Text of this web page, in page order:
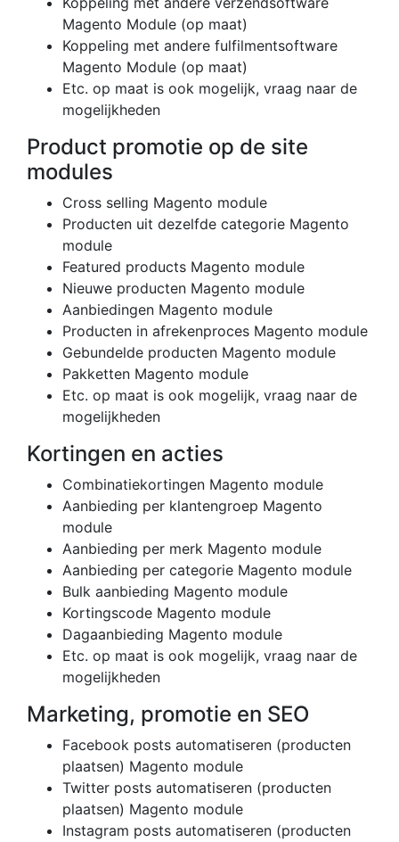
Magento Module (op maat)
Koppeling met andere fulfilmentsoftware
Magento Module (op maat)
Etc. op maat is ook mogelijk, vraag naar de
mogelijkheden
Product promotie op de site
modules
Cross selling Magento module
Producten uit dezelfde categorie Magento
module
Featured products Magento module
Nieuwe producten Magento module
Aanbiedingen Magento module
Producten in afrekenproces Magento module
Gebundelde producten Magento module
Pakketten Magento module
Etc. op maat is ook mogelijk, vraag naar de
mogelijkheden
Kortingen en acties
Combinatiekortingen Magento module
Aanbieding per klantengroep Magento
module
Aanbieding per merk Magento module
Aanbieding per categorie Magento module
Bulk aanbieding Magento module
Kortingscode Magento module
Dagaanbieding Magento module
Etc. op maat is ook mogelijk, vraag naar de
mogelijkheden
Marketing, promotie en SEO
Facebook posts automatiseren (producten
plaatsen) Magento module
Twitter posts automatiseren (producten
plaatsen) Magento module
Instagram posts automatiseren (producten